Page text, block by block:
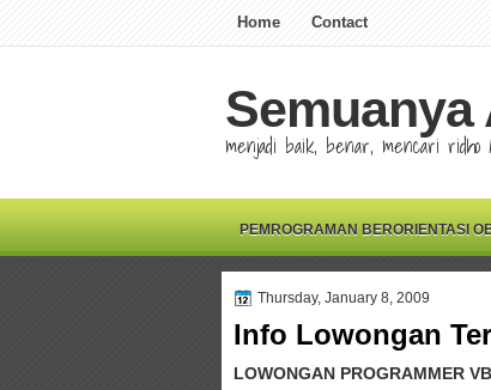
Home Contact
Semuanya
menjadi baik, benar, mencari ridho
PEMROGRAMAN BERORIENTASI
Thursday, January 8, 2009
Info Lowongan
LOWONGAN PROGRAMMER